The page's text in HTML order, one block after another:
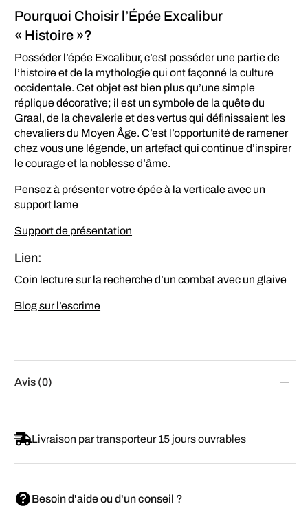
Pourquoi Choisir l’Épée Excalibur
« Histoire »?
Posséder l’épée Excalibur, c’est posséder une partie de
l’histoire et de la mythologie qui ont façonné la culture
occidentale. Cet objet est bien plus qu’une simple
réplique décorative; il est un symbole de la quête du
Graal, de la chevalerie et des vertus qui définissaient les
chevaliers du Moyen Âge. C’est l’opportunité de ramener
chez vous une légende, un artefact qui continue d’inspirer
le courage et la noblesse d’âme.
Pensez à présenter votre épée à la verticale avec un
support lame
Support de présentation
Lien:
Coin lecture sur la recherche d’un combat avec un glaive
Blog sur l’escrime
Avis (0)
Livraison par transporteur 15 jours ouvrables
Besoin d'aide ou d'un conseil ?